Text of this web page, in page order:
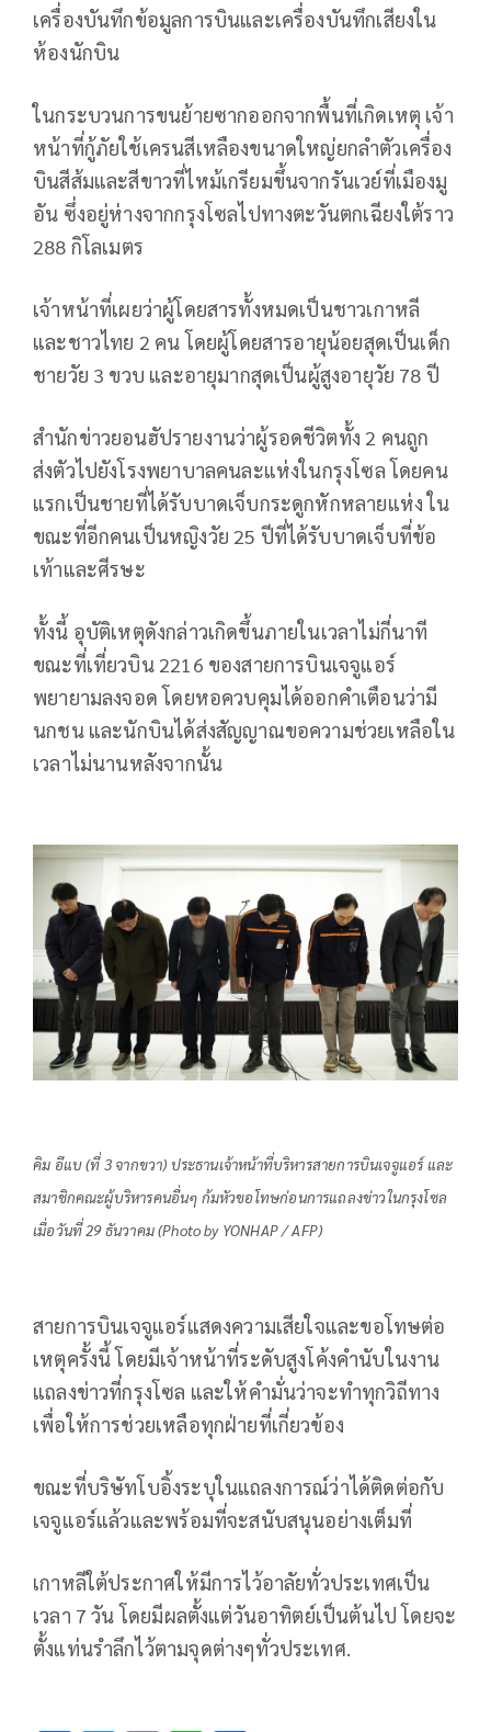
เครื่องบันทึกข้อมูลการบินและเครื่องบันทึกเสียงใน
ห้องนักบิน
ในกระบวนการขนย้ายซากออกจากพื้นที่เกิดเหตุ เจ้า
หน้าที่กู้ภัยใช้เครนสีเหลืองขนาดใหญ่ยกลำตัวเครื่อง
บินสีส้มและสีขาวที่ไหม้เกรียมขึ้นจากรันเวย์ที่เมืองมู
อัน ซึ่งอยู่ห่างจากกรุงโซลไปทางตะวันตกเฉียงใต้ราว
288 กิโลเมตร
เจ้าหน้าที่เผยว่าผู้โดยสารทั้งหมดเป็นชาวเกาหลี
และชาวไทย 2 คน โดยผู้โดยสารอายุน้อยสุดเป็นเด็ก
ชายวัย 3 ขวบ และอายุมากสุดเป็นผู้สูงอายุวัย 78 ปี
สำนักข่าวยอนฮัปรายงานว่าผู้รอดชีวิตทั้ง 2 คนถูก
ส่งตัวไปยังโรงพยาบาลคนละแห่งในกรุงโซล โดยคน
แรกเป็นชายที่ได้รับบาดเจ็บกระดูกหักหลายแห่ง ใน
ขณะที่อีกคนเป็นหญิงวัย 25 ปีที่ได้รับบาดเจ็บที่ข้อ
เท้าและศีรษะ
ทั้งนี้ อุบัติเหตุดังกล่าวเกิดขึ้นภายในเวลาไม่กี่นาที
ขณะที่เที่ยวบิน 2216 ของสายการบินเจจูแอร์
พยายามลงจอด โดยหอควบคุมได้ออกคำเตือนว่ามี
นกชน และนักบินได้ส่งสัญญาณขอความช่วยเหลือใน
เวลาไม่นานหลังจากนั้น
คิม อีแบ (ที่ 3 จากขวา) ประธานเจ้าหน้าที่บริหารสายการบินเจจูแอร์ และ
สมาชิกคณะผู้บริหารคนอื่นๆ ก้มหัวขอโทษก่อนการแถลงข่าวในกรุงโซล
เมื่อวันที่ 29 ธันวาคม (Photo by YONHAP / AFP)
สายการบินเจจูแอร์แสดงความเสียใจและขอโทษต่อ
เหตุครั้งนี้ โดยมีเจ้าหน้าที่ระดับสูงโค้งคำนับในงาน
แถลงข่าวที่กรุงโซล และให้คำมั่นว่าจะทำทุกวิถีทาง
เพื่อให้การช่วยเหลือทุกฝ่ายที่เกี่ยวข้อง
ขณะที่บริษัทโบอิ้งระบุในแถลงการณ์ว่าได้ติดต่อกับ
เจจูแอร์แล้วและพร้อมที่จะสนับสนุนอย่างเต็มที่
เกาหลีใต้ประกาศให้มีการไว้อาลัยทั่วประเทศเป็น
เวลา 7 วัน โดยมีผลตั้งแต่วันอาทิตย์เป็นต้นไป โดยจะ
ตั้งแท่นรำลึกไว้ตามจุดต่างๆทั่วประเทศ.